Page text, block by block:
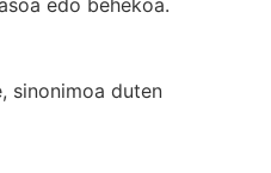
edo behekoa.
sinonimoa duten